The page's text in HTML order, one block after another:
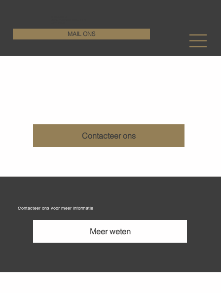
MAIL ONS
Contacteer ons
Contacteer ons voor meer informatie
Meer weten